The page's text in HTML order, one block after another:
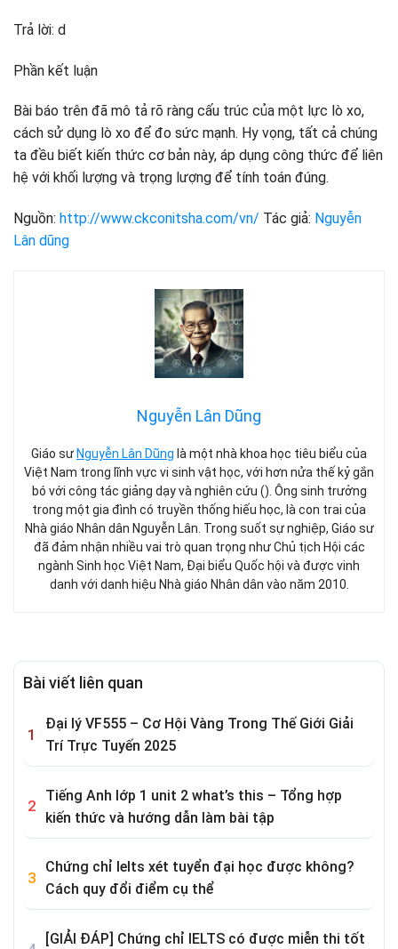
Trả lời: d
Phần kết luận
Bài báo trên đã mô tả rõ ràng cấu trúc của một lực lò xo,
cách sử dụng lò xo để đo sức mạnh. Hy vọng, tất cả chúng
ta đều biết kiến ​​thức cơ bản này, áp dụng công thức để liên
hệ với khối lượng và trọng lượng để tính toán đúng.
Nguồn: http://www.ckconitsha.com/vn/ Tác giả: Nguyễn
Lân dũng
Nguyễn Lân Dũng
Giáo sư Nguyễn Lân Dũng là một nhà khoa học tiêu biểu của
Việt Nam trong lĩnh vực vi sinh vật học, với hơn nửa thế kỷ gắn
bó với công tác giảng dạy và nghiên cứu (). Ông sinh trưởng
trong một gia đình có truyền thống hiếu học, là con trai của
Nhà giáo Nhân dân Nguyễn Lân. Trong suốt sự nghiệp, Giáo sư
đã đảm nhận nhiều vai trò quan trọng như Chủ tịch Hội các
ngành Sinh học Việt Nam, Đại biểu Quốc hội và được vinh
danh với danh hiệu Nhà giáo Nhân dân vào năm 2010.
Bài viết liên quan
Đại lý VF555 – Cơ Hội Vàng Trong Thế Giới Giải
Trí Trực Tuyến 2025
Tiếng Anh lớp 1 unit 2 what’s this – Tổng hợp
kiến thức và hướng dẫn làm bài tập
Chứng chỉ Ielts xét tuyển đại học được không?
Cách quy đổi điểm cụ thể
[GIẢI ĐÁP] Chứng chỉ IELTS có được miễn thi tốt